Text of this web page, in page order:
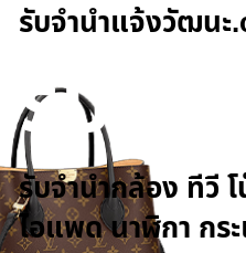
รับจํานําแจ้งวัฒนะ
รับจำ
รับจำนำกล้อง ทีวี
ไอแพด นาฬิกา กร